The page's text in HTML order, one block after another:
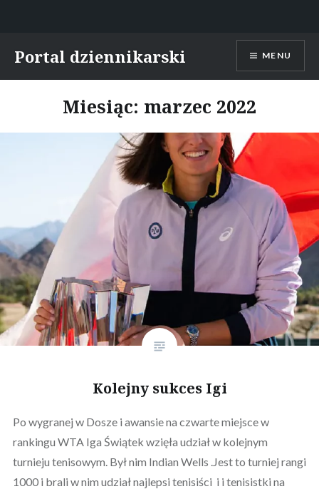
content
Portal dziennikarski MENU
Miesiąc: marzec 2022
Kolejny sukces Igi
Po wygranej w Dosze i awansie na czwarte miejsce w
rankingu WTA Iga Świątek wzięła udział w kolejnym
turnieju tenisowym. Był nim Indian Wells .Jest to turniej rangi
1000 i brali w nim udział najlepsi tenisiści i i tenisistki na